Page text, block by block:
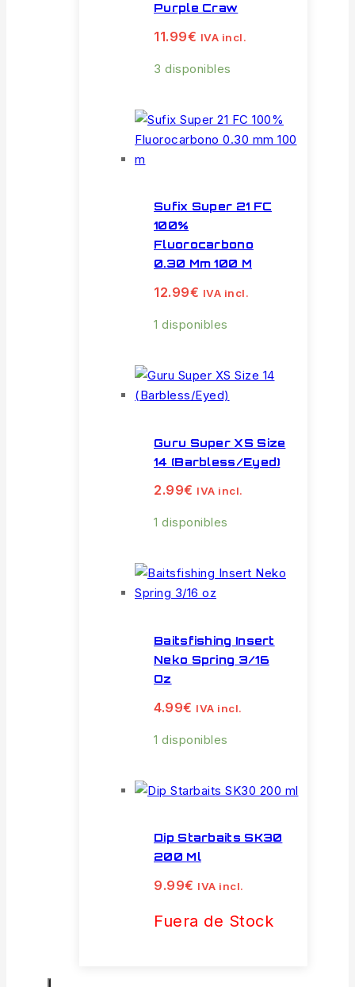
Purple Craw
11.99€ IVA incl.
3 disponibles
Sufix Super 21 FC
100%
Fluorocarbono
0.30 Mm 100 M
12.99€ IVA incl.
1 disponibles
Guru Super XS Size
14 (Barbless/Eyed)
2.99€ IVA incl.
1 disponibles
Baitsfishing Insert
Neko Spring 3/16
Oz
4.99€ IVA incl.
1 disponibles
Dip Starbaits SK30
200 Ml
9.99€ IVA incl.
Fuera de Stock